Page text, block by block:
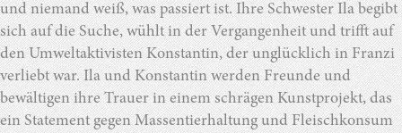
und niemand weiß, was passiert ist. Ihre Schwester Ila begibt
sich auf die Suche, wühlt in der Vergangenheit und trifft auf
den Umweltaktivisten Konstantin, der unglücklich in Franzi
verliebt war. Ila und Konstantin werden Freunde und
bewältigen ihre Trauer in einem schrägen Kunstprojekt, das
ein Statement gegen Massentierhaltung und Fleischkonsum